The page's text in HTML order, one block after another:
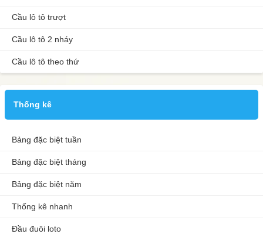
Cầu lô tô trượt
Cầu lô tô 2 nháy
Cầu lô tô theo thứ
Thống kê
Bảng đặc biệt tuần
Bảng đặc biệt tháng
Bảng đặc biệt năm
Thống kê nhanh
Đầu đuôi loto